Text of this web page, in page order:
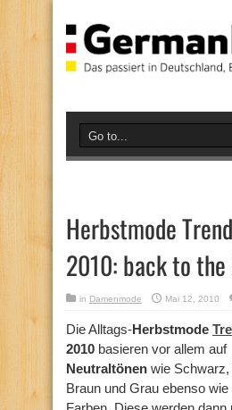
Herbstmode
2010: back to
in Damenmode Mai 12, 2010
Die Alltags-Herbstmode
2010 basieren vor allem auf
Neutraltönen wie Schwarz,
Braun und Grau ebenso wie